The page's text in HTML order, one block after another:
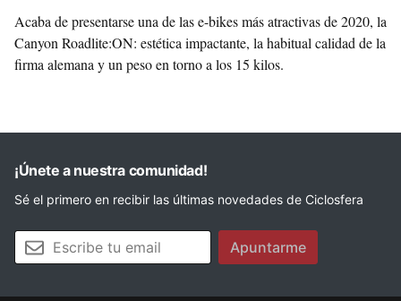
Acaba de presentarse una de las e-bikes más atractivas de 2020, la
Canyon Roadlite:ON: estética impactante, la habitual calidad de la
firma alemana y un peso en torno a los 15 kilos.
¡Únete a nuestra comunidad!
Sé el primero en recibir las últimas novedades de Ciclosfera
Tu email Apuntarme